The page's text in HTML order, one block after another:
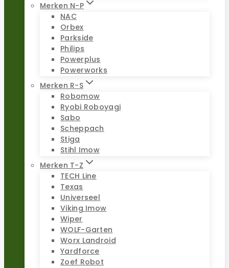
Merken N-P
NAC
Orbex
Parkside
Philips
Powerplus
Powerworks
Merken R-S
Robomow
Ryobi Roboyagi
Sabo
Scheppach
Stiga
Stihl Imow
Merken T-Z
TECH Line
Texas
Universeel
Viking Imow
Wiper
WOLF-Garten
Worx Landroid
Yardforce
Zoef Robot